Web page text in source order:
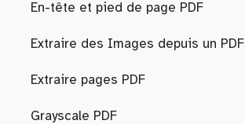
En-tête et pied de page PDF
Extraire des Images depuis un PDF
Extraire pages PDF
Grayscale PDF